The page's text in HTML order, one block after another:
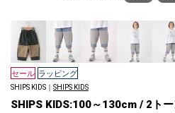
セール ラッピング
SHIPS KIDS｜ SHIPS KIDS
SHIPS KIDS:100～130cm / 2ト